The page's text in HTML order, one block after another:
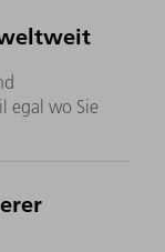
egal wo Sie